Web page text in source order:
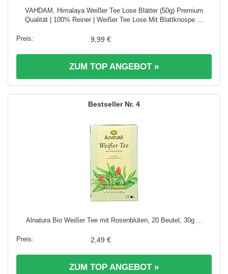
VAHDAM, Himalaya Weißer Tee Lose Blätter (50g) Premium
Qualität | 100% Reiner | Weißer Tee Lose Mit Blattknospe ...
9,99 €
ZUM TOP ANGEBOT »
4
Alnatura Bio Weißer Tee mit Rosenblüten, 20 Beutel, 30g ...
2,49 €
ZUM TOP ANGEBOT »